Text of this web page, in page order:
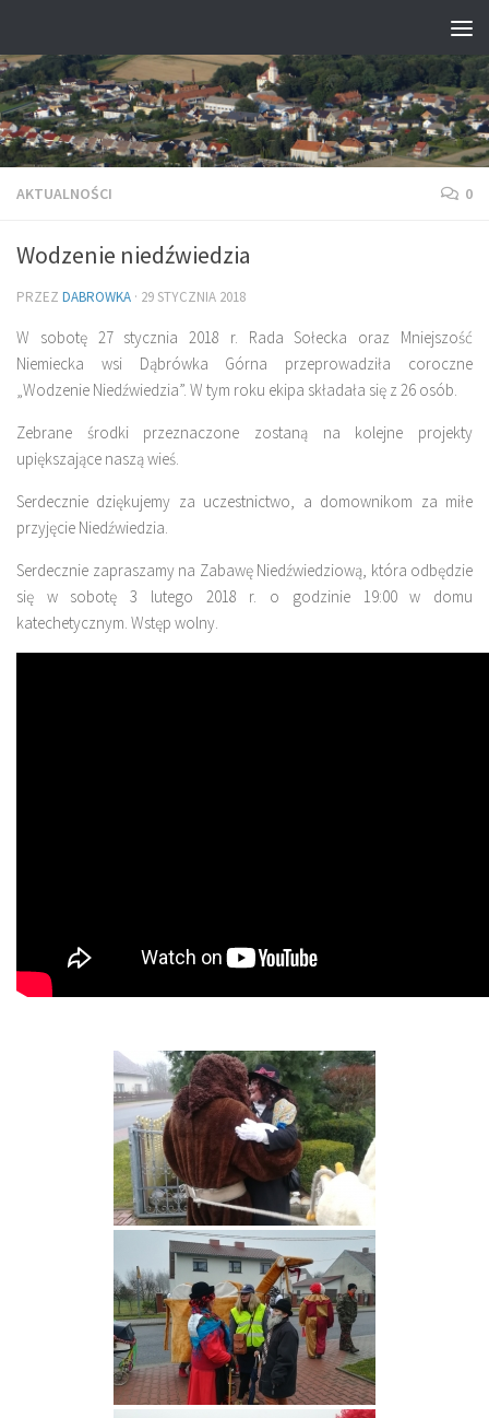
AKTUALNOŚCI 0
Wodzenie niedźwiedzia
PRZEZ DABROWKA · 29 STYCZNIA 2018
W sobotę 27 stycznia 2018 r. Rada Sołecka oraz Mniejszość
Niemiecka wsi Dąbrówka Górna przeprowadziła coroczne
„Wodzenie Niedźwiedzia”. W tym roku ekipa składała się z 26 osób.
Zebrane środki przeznaczone zostaną na kolejne projekty
upiększające naszą wieś.
Serdecznie dziękujemy za uczestnictwo, a domownikom za miłe
przyjęcie Niedźwiedzia.
Serdecznie zapraszamy na Zabawę Niedźwiedziową, która odbędzie
się w sobotę 3 lutego 2018 r. o godzinie 19:00 w domu
katechetycznym. Wstęp wolny.